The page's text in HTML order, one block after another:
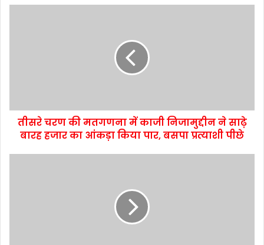
तीसरे चरण की मतगणना में काजी निजामुद्दीन ने साढ़े
बारह हजार का आंकड़ा किया पार, बसपा प्रत्याशी पीछे